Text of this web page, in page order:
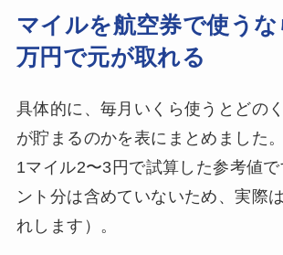
マイルを航空券で使う
万円で元が取れる
具体的に、毎月いくら使うとどの
が貯まるのかを表にまとめました
1マイル2〜3円で試算した参考値
ント分は含めていないため、実際
れします）。